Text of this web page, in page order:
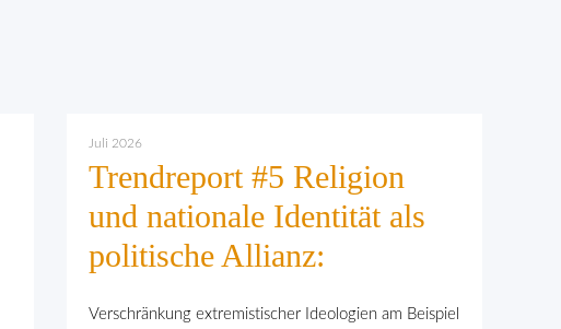
Juli 2026
Trendreport #5 Religion
und nationale Identität als
politische Allianz:
Verschränkung extremistischer Ideologien am Beispiel